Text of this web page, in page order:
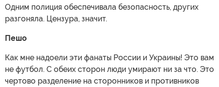
Одним полиция обеспечивала безопасность, других
разгоняла. Цензура, значит.
Пешо
Как мне надоели эти фанаты России и Украины! Это вам
не футбол. С обеих сторон люди умирают ни за что. Это
чертово разделение на сторонников и противников